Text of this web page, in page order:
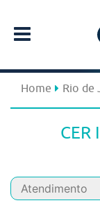
Home Rio de
CER